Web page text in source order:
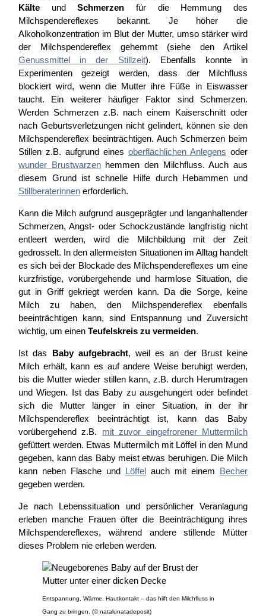
Kälte undSchmerzen für die Hemmung des
Milchspendereflexes bekannt. Je höher die
Alkoholkonzentration im Blut der Mutter, umso stärker wird
der Milchspendereflex gehemmt (siehe den Artikel
Genussmittel in der Stillzeit). Ebenfalls konnte in
Experimenten gezeigt werden, dass der Milchfluss
blockiert wird, wenn die Mutter ihre Füße in Eiswasser
taucht. Ein weiterer häufiger Faktor sind Schmerzen.
Werden Schmerzen z.B. nach einem Kaiserschnitt oder
nach Geburtsverletzungen nicht gelindert, können sie den
Milchspendereflex beeinträchtigen. Auch Schmerzen beim
Stillen z.B. aufgrund eines oberflächlichen Anlegens oder
wunder Brustwarzenhemmen den Milchfluss. Auch aus
diesem Grund ist schnelle Hilfe durch Hebammen und
Stillberaterinnen erforderlich.
Kann die Milch aufgrund ausgeprägter und langanhaltender
Schmerzen, Angst- oder Schockzustände langfristig nicht
entleert werden, wird die Milchbildung mit der Zeit
gedrosselt. In den allermeisten Situationen im Alltag handelt
es sich bei der Blockade des Milchspendereflexes um eine
kurzfristige, vorübergehende und harmlose Situation, die
gut in Griff gekriegt werden kann. Da die Sorge, keine
Milch zu haben, den Milchspendereflex ebenfalls
beeinträchtigen kann, sind Entspannung und Zuversicht
wichtig, um einenTeufelskreis zu vermeiden.
Ist das Baby aufgebracht, weil es an der Brust keine
Milch erhält, kann es auf andere Weise beruhigt werden,
bis die Mutter wieder stillen kann, z.B. durch Herumtragen
und Wiegen. Ist das Baby zu ausgehungert oder befindet
sich die Mutter länger in einer Situation, in der ihr
Milchspendereflex beeinträchtigt ist, kann das Baby
vorübergehend z.B. mit zuvor eingefrorener Muttermilch
gefüttert werden. Etwas Muttermilch mit Löffel in den Mund
gegeben, kann das Baby meist etwas beruhigen. Die Milch
kann neben Flasche und Löffel auch mit einem Becher
gegeben werden.
Je nach Lebenssituation und persönlicher Veranlagung
erleben manche Frauen öfter die Beeinträchtigung ihres
Milchspendereflexes, während andere stillende Mütter
dieses Problem nie erleben werden.
Entspannung, Wärme, Hautkontakt – das hilft den Milchfluss in
Gang zu bringen. (© natalunatadeposit)